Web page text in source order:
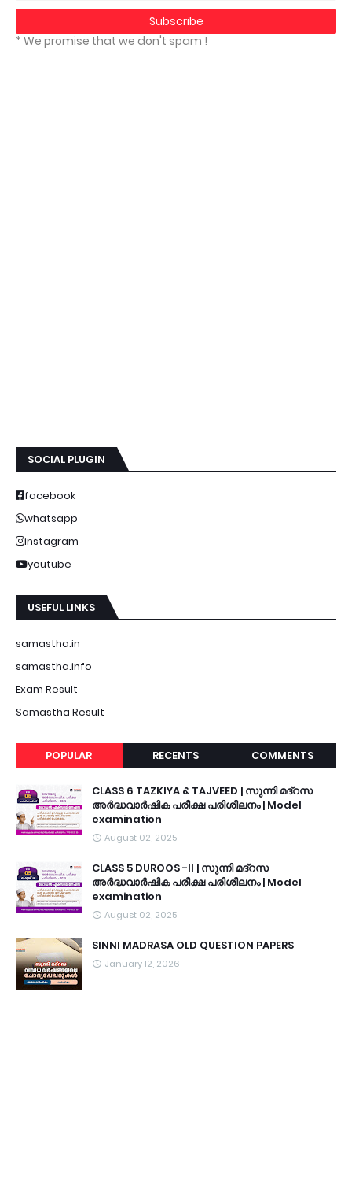
* We promise that we don't spam !
SOCIAL PLUGIN
facebook
whatsapp
instagram
youtube
USEFUL LINKS
samastha.in
samastha.info
Exam Result
Samastha Result
POPULAR RECENTS COMMENTS
CLASS 6 TAZKIYA & TAJVEED | സുന്നി മദ്റസ
അർദ്ധവാർഷിക പരീക്ഷ പരിശീലനം | Model
examination
August 02, 2025
CLASS 5 DUROOS -II | സുന്നി മദ്റസ
അർദ്ധവാർഷിക പരീക്ഷ പരിശീലനം | Model
examination
August 02, 2025
SINNI MADRASA OLD QUESTION PAPERS
January 12, 2026